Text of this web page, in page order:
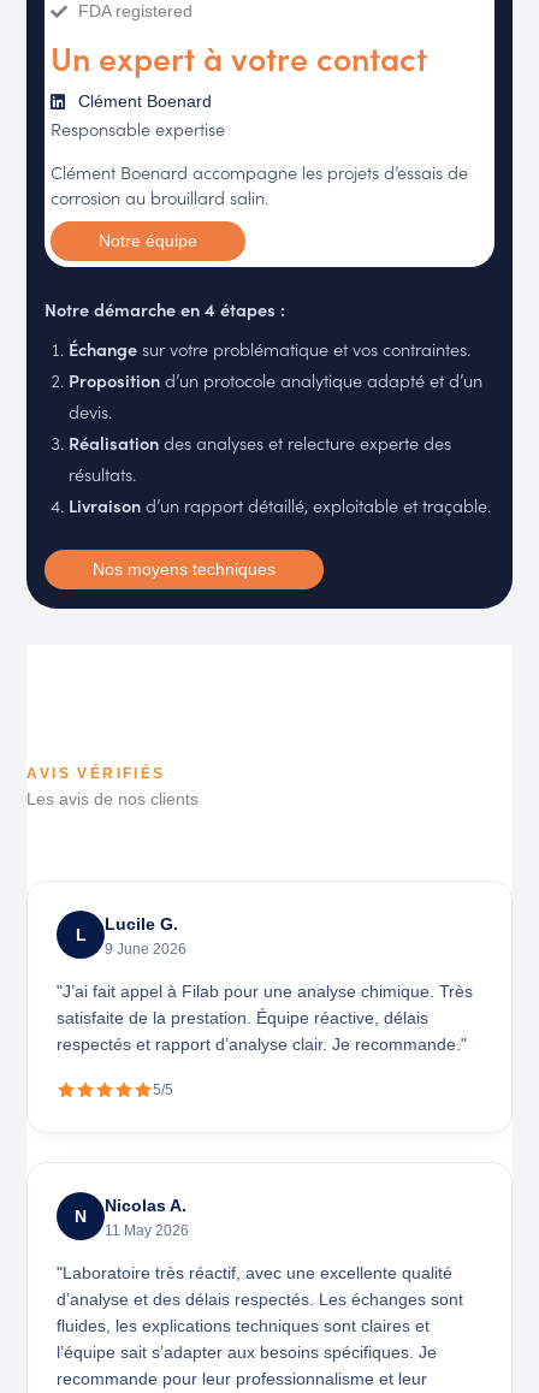
FDA registered
Un expert à votre contact
Clément Boenard
Responsable expertise
Clément Boenard accompagne les projets d’essais de
corrosion au brouillard salin.
Notre équipe
Notre démarche en 4 étapes :
Échangesur votre problématique et vos contraintes.
Propositiond’un protocole analytique adapté et d’un
devis.
Réalisationdes analyses et relecture experte des
résultats.
Livraisond’un rapport détaillé, exploitable et traçable.
Nos moyens techniques
AVIS VÉRIFIÉS
Les avis de nos clients
L
Lucile G.
9 June 2026
"J’ai fait appel à Filab pour une analyse chimique. Très
satisfaite de la prestation. Équipe réactive, délais
respectés et rapport d’analyse clair. Je recommande."
5/5
N
Nicolas A.
11 May 2026
"Laboratoire très réactif, avec une excellente qualité
d’analyse et des délais respectés. Les échanges sont
fluides, les explications techniques sont claires et
l’équipe sait s’adapter aux besoins spécifiques. Je
recommande pour leur professionnalisme et leur